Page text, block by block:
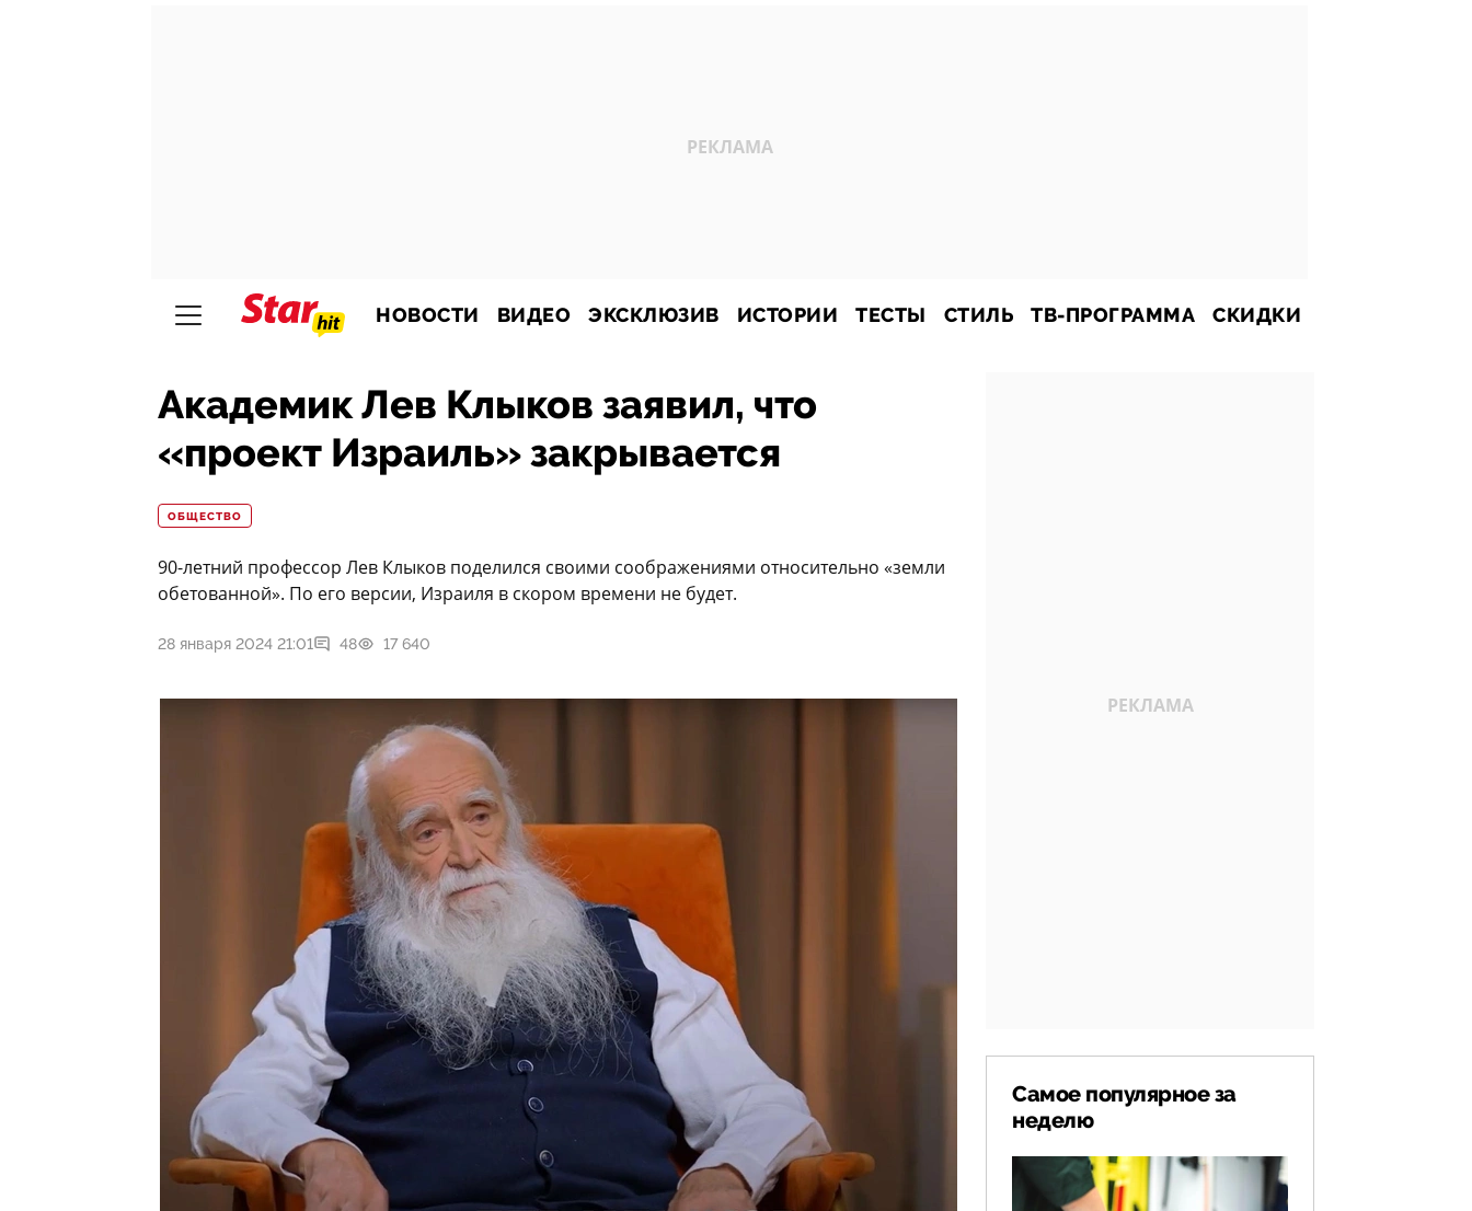
НОВОСТИ ВИДЕО ЭКСКЛЮЗИВ ИСТОРИИ ТЕСТЫ СТИЛЬ ТВ-ПРОГРАММА СКИДКИ
Академик Лев Клыков заявил, что
«проект Израиль» закрывается
ОБЩЕСТВО
90-летний профессор Лев Клыков поделился своими соображениями относительно «земли
обетованной». По его версии, Израиля в скором времени не будет.
28 января 2024 21:01 48 17 640
Самое популярное за
неделю